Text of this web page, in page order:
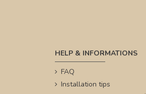
HELP & INFORMATIONS
FAQ
Installation tips